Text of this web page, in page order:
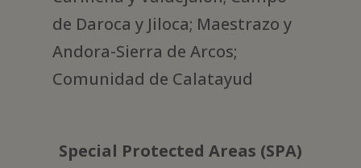
de Daroca y Jiloca; Maestrazo y
Andora-Sierra de Arcos;
Comunidad de Calatayud
Special Protected Areas (SPA)